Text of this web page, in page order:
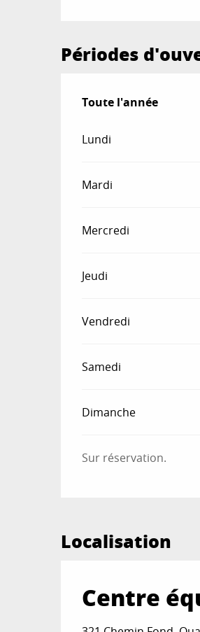
Périodes
Toute l'année
Toute l'année
Lundi
Mardi
Mercredi
Jeudi
Vendredi
Samedi
Dimanche
Sur réservation.
Localisation
Centre